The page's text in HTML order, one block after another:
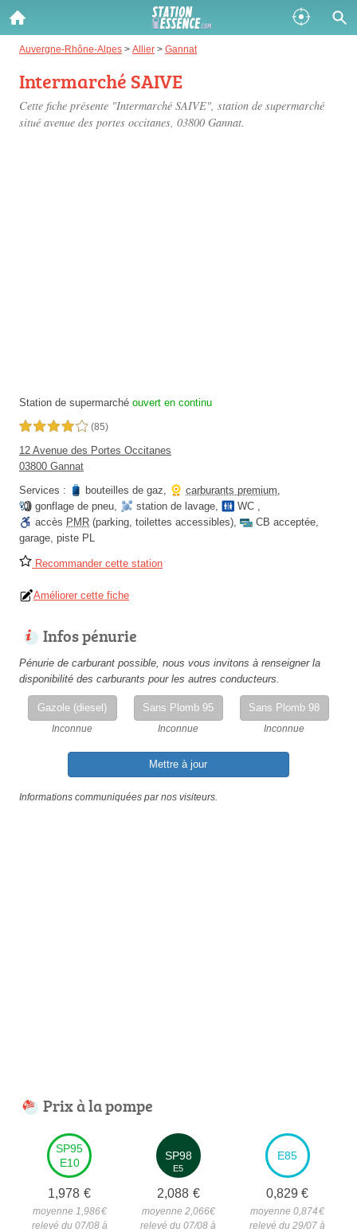
Auvergne-Rhône-Alpes > Allier > Gannat
Intermarché SAIVE
Cette fiche présente "Intermarché SAIVE", station de supermarché
situé avenue des portes occitanes, 03800 Gannat.
Station de supermarché ouvert en continu
4,0 étoiles sur 5 (85)
12 Avenue des Portes Occitanes
03800 Gannat
Services :
bouteilles de gaz, carburants premium,
gonflage de pneu, station de lavage, WC ,
accès PMR (parking, toilettes accessibles), CB acceptée,
garage, piste PL
Recommander cette station
Améliorer cette fiche
Infos pénurie
Pénurie de carburant possible, nous vous invitons à renseigner la
disponibilité des carburants pour les autres conducteurs.
Gazole (diesel)
Inconnue
Sans Plomb 95
Inconnue
Sans Plomb 98
Inconnue
Mettre à jour
Informations communiquées par nos visiteurs.
Prix à la pompe
SP95
E10
1,978 €
moyenne 1,986€
relevé du 07/08 à
SP98
E5
2,088 €
moyenne 2,066€
relevé du 07/08 à
E85
0,829 €
moyenne 0,874€
relevé du 29/07 à
Gazole :
Disponible
SP 98 :